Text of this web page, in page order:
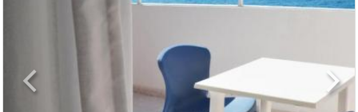
Previous Next